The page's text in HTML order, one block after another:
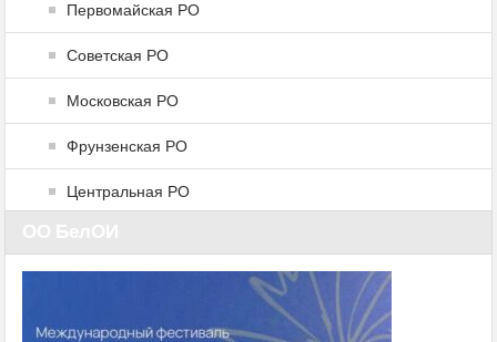
Первомайская РО
Советская РО
Московская РО
Фрунзенская РО
Центральная РО